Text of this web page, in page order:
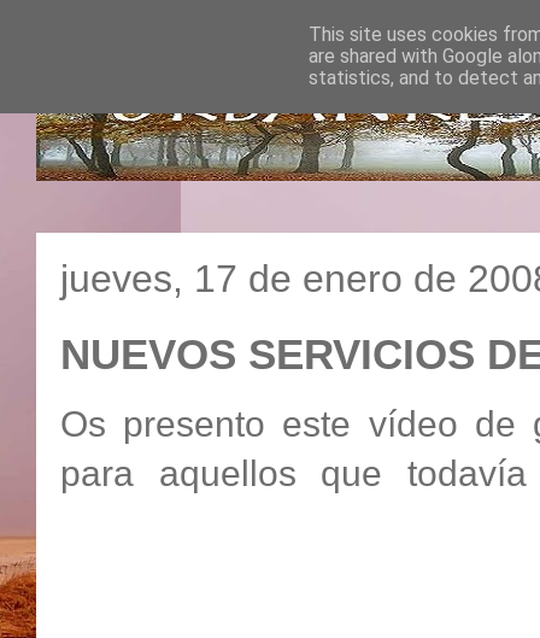
jueves, 17 de enero de
NUEVOS SERVICIOS
Os presento este vídeo de
para aquellos que
This site uses cookies
are shared with Google
statistics, and to detect